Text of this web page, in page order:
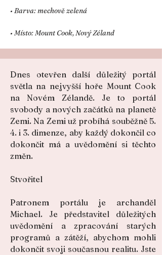
• Barva: mechově zelená
• Místo: Mount Cook, Nový Zéland
Dnes otevřen další důležitý portál
světla na nejvyšší hoře Mount Cook
na Novém Zélandě. Je to portál
svobody a nových začátků na planetě
Zemi. Na Zemi už probíhá souběžně 5.
4. i 3. dimenze, aby každý dokončil co
dokončit má a uvědomění si těchto
změn.
Stvořitel
Patronem portálu je archanděl
Michael. Je představitel důležitých
uvědomění a zpracování starých
programů a zátěží, abychom mohli
dokončit svoji současnou realitu. Jste